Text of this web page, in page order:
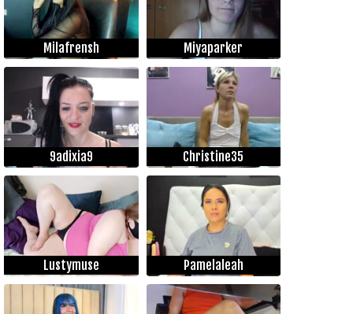
Milafrensh Miyaparker
9adixia9 Christine35
Lustymuse Pamelaleah